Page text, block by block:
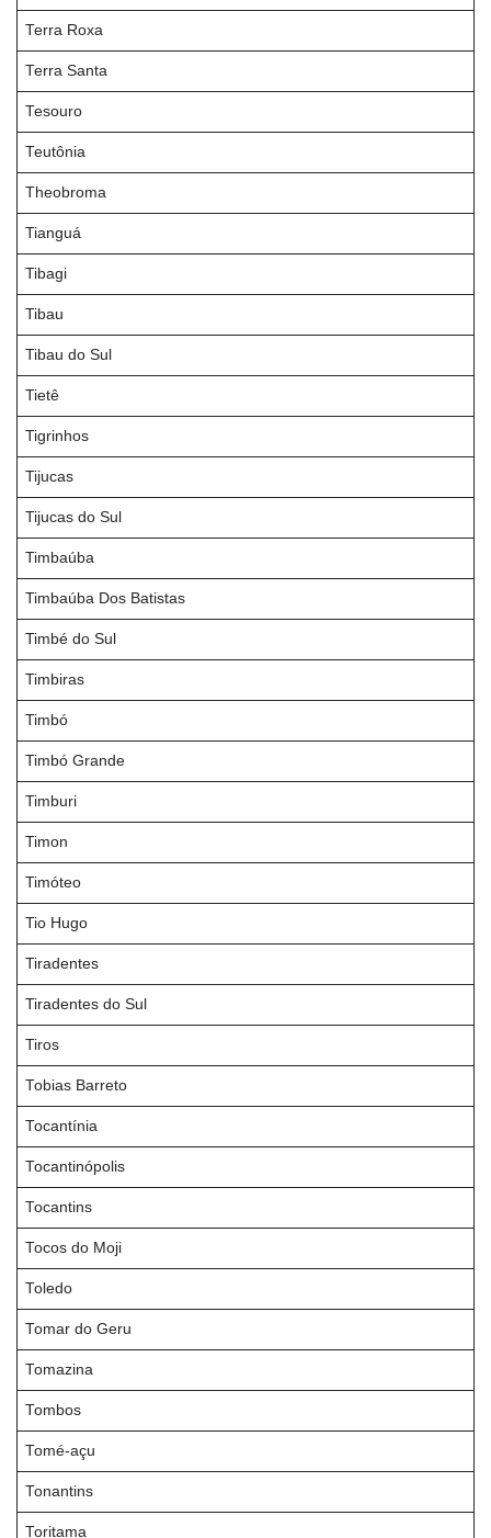
Terra Roxa
Terra Santa
Tesouro
Teutônia
Theobroma
Tianguá
Tibagi
Tibau
Tibau do Sul
Tietê
Tigrinhos
Tijucas
Tijucas do Sul
Timbaúba
Timbaúba Dos Batistas
Timbé do Sul
Timbiras
Timbó
Timbó Grande
Timburi
Timon
Timóteo
Tio Hugo
Tiradentes
Tiradentes do Sul
Tiros
Tobias Barreto
Tocantínia
Tocantinópolis
Tocantins
Tocos do Moji
Toledo
Tomar do Geru
Tomazina
Tombos
Tomé-açu
Tonantins
Toritama